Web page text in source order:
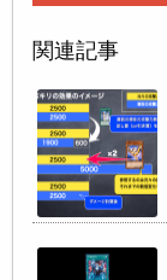
関連記事